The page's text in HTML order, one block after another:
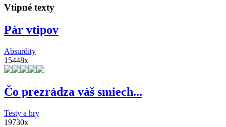
Vtipné texty
Pár vtipov
Absurdity
15448x
Čo prezrádza váš smiech...
Testy a hry
19730x